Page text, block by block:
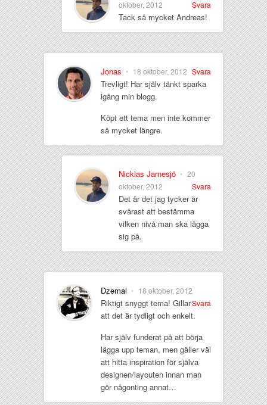
oktober, 2012 Svara
Tack så mycket Andreas!
Jonas • 18 oktober, 2012 Svara
Trevligt! Har själv tänkt sparka
igång min blogg.
Köpt ett tema men inte kommer
så mycket längre.
Nicklas Jarnesjö • 20
oktober, 2012
Svara
Det är det jag tycker är
svårast att bestämma
vilken nivå man ska lägga
sig på.
Dzemal • 18 oktober, 2012
Svara
Riktigt snyggt tema! Gillar
att det är tydligt och enkelt.
Har själv funderat på att börja
lägga upp teman, men gäller väl
att hitta inspiration för själva
designen/layouten innan man
gör någonting annat…